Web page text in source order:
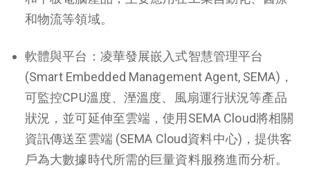
和物流等領域。
軟體與平台：凌華發展嵌入式智慧管理平台
(Smart Embedded Management Agent, SEMA)，
可監控CPU溫度、溼溫度、風扇運行狀況等產品
狀況，並可延伸至雲端，使用SEMA Cloud將相關
資訊傳送至雲端 (SEMA Cloud資料中心)，提供客
戶為大數據時代所需的巨量資料服務進而分析。